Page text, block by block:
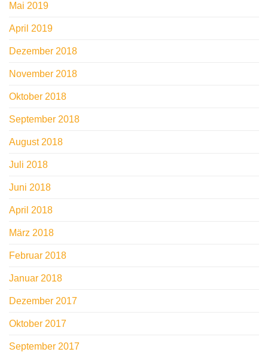
Mai 2019
April 2019
Dezember 2018
November 2018
Oktober 2018
September 2018
August 2018
Juli 2018
Juni 2018
April 2018
März 2018
Februar 2018
Januar 2018
Dezember 2017
Oktober 2017
September 2017